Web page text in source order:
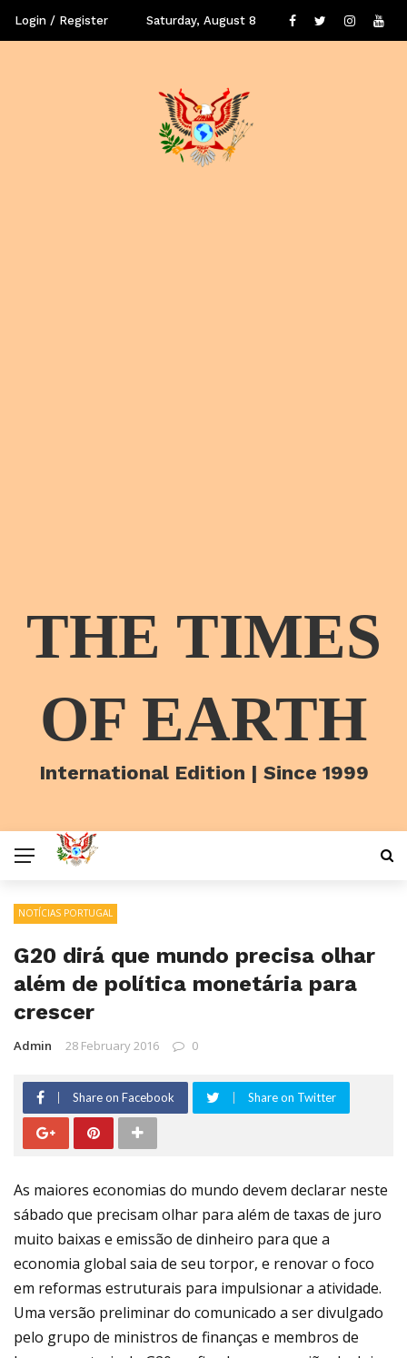
Login / Register Saturday, August 8
THE TIMES
OF EARTH
International Edition | Since 1999
NOTÍCIAS PORTUGAL
G20 dirá que mundo precisa olhar
além de política monetária para
crescer
Admin 28 February 2016 0
Share on Facebook Share on Twitter
As maiores economias do mundo devem declarar neste
sábado que precisam olhar para além de taxas de juro
muito baixas e emissão de dinheiro para que a
economia global saia de seu torpor, e renovar o foco
em reformas estruturais para impulsionar a atividade.
Uma versão preliminar do comunicado a ser divulgado
pelo grupo de ministros de finanças e membros de